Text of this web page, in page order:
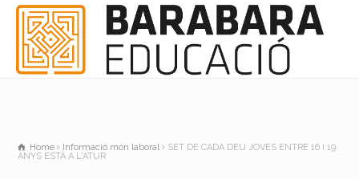
Home Informació món laboral
SET DE CADA DEU JOVES ENTRE 16 I 19
ANYS ESTÀ A L'ATUR